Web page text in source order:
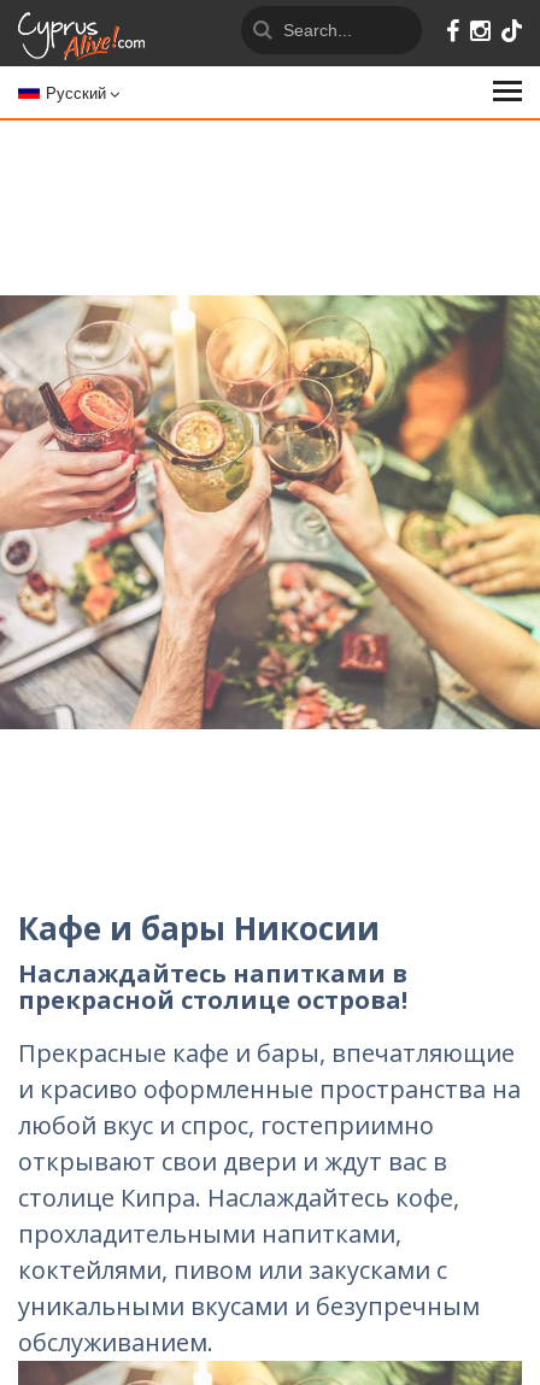
Русский
Кафе и бары Никосии
Наслаждайтесь напитками в
прекрасной столице острова!
Прекрасные кафе и бары, впечатляющие
и красиво оформленные пространства на
любой вкус и спрос, гостеприимно
открывают свои двери и ждут вас в
столице Кипра. Наслаждайтесь кофе,
прохладительными напитками,
коктейлями, пивом или закусками с
уникальными вкусами и безупречным
обслуживанием.